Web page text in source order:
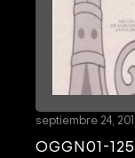
OGGN01-
septiembre 24,